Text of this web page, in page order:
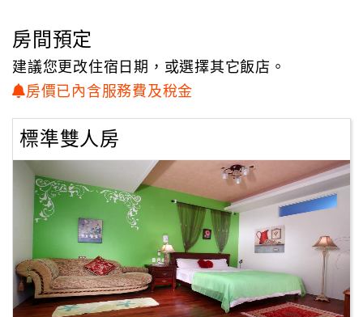
地
圖
顧
務
意
度
房間預定
建議您更改住宿日期，或選擇其它飯店。
房價已內含服務費及稅金
標準雙人房